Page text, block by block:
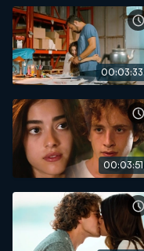
00:03:33
00:03:51